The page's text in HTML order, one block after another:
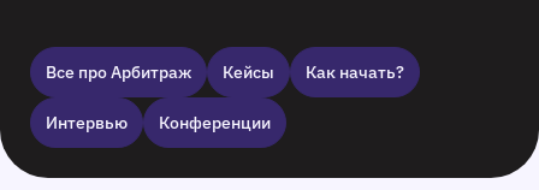
Все про Арбитраж Кейсы Как начать?
Интервью Конференции